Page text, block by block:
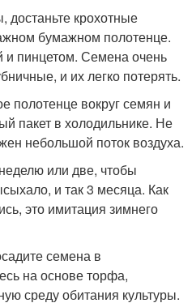
достаньте крохотные
бумажном полотенце.
и пинцетом. Семена очень
и их легко потерять.
полотенце вокруг семян и
пакет в холодильнике. Не
небольшой поток воздуха.
или две, чтобы
и так 3 месяца. Как
это имитация зимнего
семена в
на основе торфа,
среду обитания культуры.